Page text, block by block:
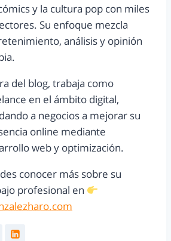
y la cultura pop con miles
Su enfoque mezcla
análisis y opinión
del blog, trabaja como
en el ámbito digital,
a negocios a mejorar su
online mediante
web y optimización.
conocer más sobre su
profesional en